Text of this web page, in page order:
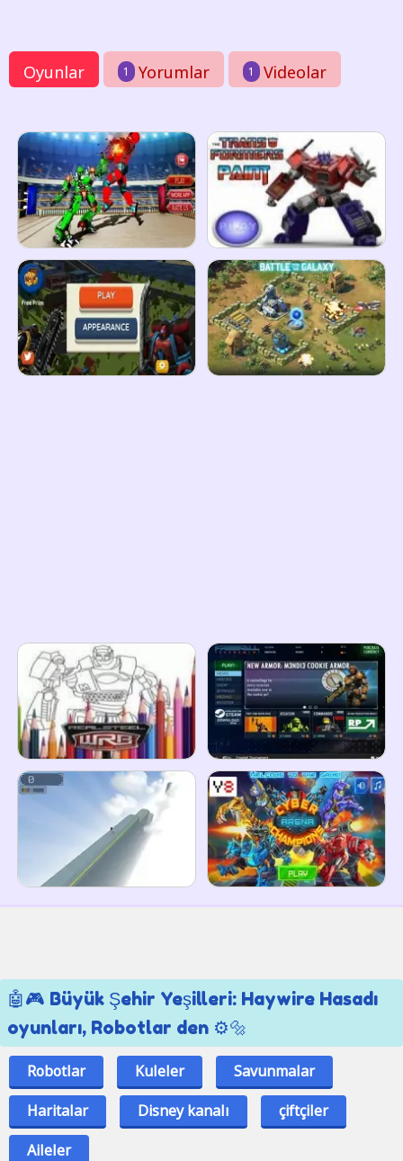
Oyunlar 1 Yorumlar 1 Videolar
🤖🎮 Büyük Şehir Yeşilleri: Haywire Hasadı
oyunları, Robotlar den ⚙️🔩
Robotlar Kuleler
Savunmalar
Haritalar
Disney kanalı
çiftçiler
Aileler